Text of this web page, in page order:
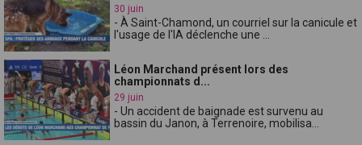
30 juin
- À Saint-Chamond, un courriel sur la canicule et
l'usage de l'IA déclenche une ...
Léon Marchand présent lors des
championnats d...
29 juin
- Un accident de baignade est survenu au
bassin du Janon, à Terrenoire, mobilisa...